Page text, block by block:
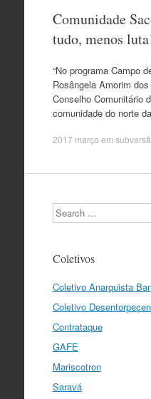
Comunidade
tudo, menos
“No programa Campo
Rosângela Amorim
Conselho Comunitário
comunidade do norte
2017 março em
Search
Coletivos
Coletivo Anarquista
Coletivo
Contrataque
GAFE
Mariscotron
Saravá